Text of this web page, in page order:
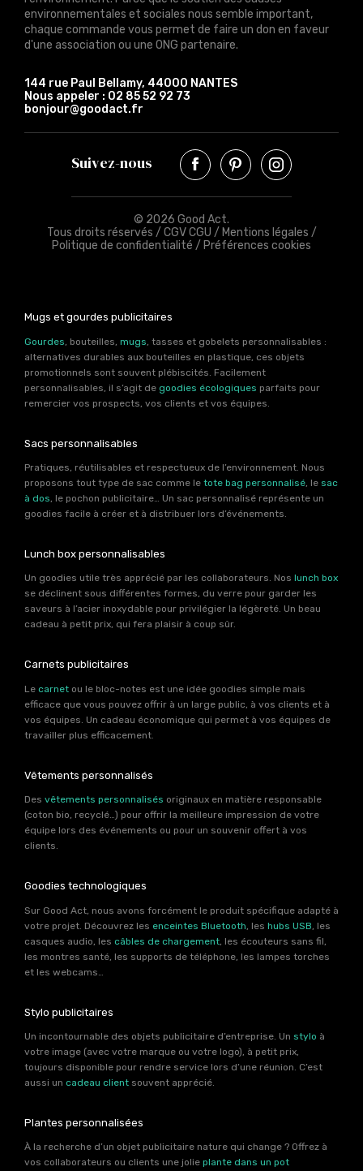
environnementales et sociales nous semble important,
chaque commande vous permet de faire un don en faveur
d'une association ou une ONG partenaire.
144 rue Paul Bellamy, 44000 NANTES
Nous appeler : 02 85 52 92 73
bonjour@goodact.fr
Suivez-nous
© 2026 Good Act.
Tous droits réservés / CGV CGU / Mentions légales /
Politique de confidentialité / Préférences cookies
Mugs et gourdes publicitaires
Gourdes , bouteilles, mugs , tasses et gobelets personnalisables :
alternatives durables aux bouteilles en plastique, ces objets
promotionnels sont souvent plébiscités. Facilement
personnalisables, il s’agit de goodies écologiques parfaits pour
remercier vos prospects, vos clients et vos équipes.
Sacs personnalisables
Pratiques, réutilisables et respectueux de l’environnement. Nous
proposons tout type de sac comme le tote bag personnalisé, le sac
à dos, le pochon publicitaire… Un sac personnalisé représente un
goodies facile à créer et à distribuer lors d’événements.
Lunch box personnalisables
Un goodies utile très apprécié par les collaborateurs. Nos lunch box
se déclinent sous différentes formes, du verre pour garder les
saveurs à l’acier inoxydable pour privilégier la légèreté. Un beau
cadeau à petit prix, qui fera plaisir à coup sûr.
Carnets publicitaires
Le carnet ou le bloc-notes est une idée goodies simple mais
efficace que vous pouvez offrir à un large public, à vos clients et à
vos équipes. Un cadeau économique qui permet à vos équipes de
travailler plus efficacement.
Vêtements personnalisés
Des vêtements personnalisés originaux en matière responsable
(coton bio, recyclé…) pour offrir la meilleure impression de votre
équipe lors des événements ou pour un souvenir offert à vos
clients.
Goodies technologiques
Sur Good Act, nous avons forcément le produit spécifique adapté à
votre projet. Découvrez les enceintes Bluetooth , les hubs USB , les
casques audio, les câbles de chargement , les écouteurs sans fil,
les montres santé, les supports de téléphone, les lampes torches
et les webcams…
Stylo publicitaires
Un incontournable des objets publicitaire d’entreprise. Un stylo à
votre image (avec votre marque ou votre logo), à petit prix,
toujours disponible pour rendre service lors d’une réunion. C’est
aussi un cadeau client souvent apprécié.
Plantes personnalisées
À la recherche d’un objet publicitaire nature qui change ? Offrez à
vos collaborateurs ou clients une jolie plante dans un pot